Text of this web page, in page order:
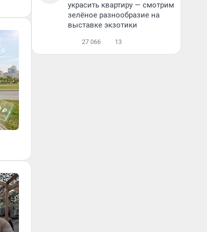
украсить квартиру — смотрим
зелёное разнообразие на
выставке экзотики
27 066 13